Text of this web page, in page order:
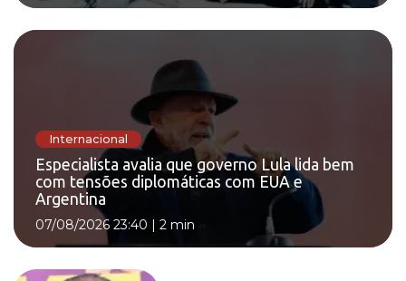
Internacional
Especialista avalia que governo Lula lida bem
com tensões diplomáticas com EUA e
Argentina
07/08/2026 23:40 | 2 min